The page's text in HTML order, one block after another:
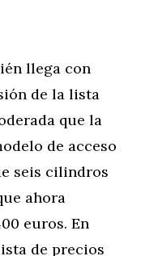
llega con
de la lista
que la
de acceso
seis cilindros
ahora
euros. En
de precios